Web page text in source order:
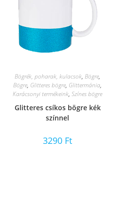
Bögrék, poharak, kulacsok,Bögre,
Bögre, Glitteres bögre, Glittermánia,
Karácsonyi termékeink,Színes bögre
Glitteres csíkos bögre kék
színnel
3290 Ft